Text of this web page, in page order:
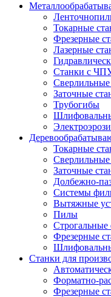
Токарные
Фрезерные
Лазерные
Станки с
Сверлильные
Заточные
Трубогибы
Токарные
Сверлильные
Заточные
Долбежно-
Системы
Вытяжные
Пилы
Строгальные
Фрезерные
Станки для
Форматно-
Фрезерные